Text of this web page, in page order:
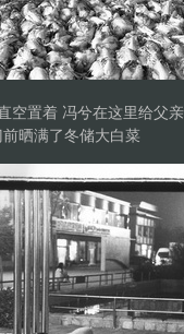
空置着 冯兮在这里给父
晒满了冬储大白菜